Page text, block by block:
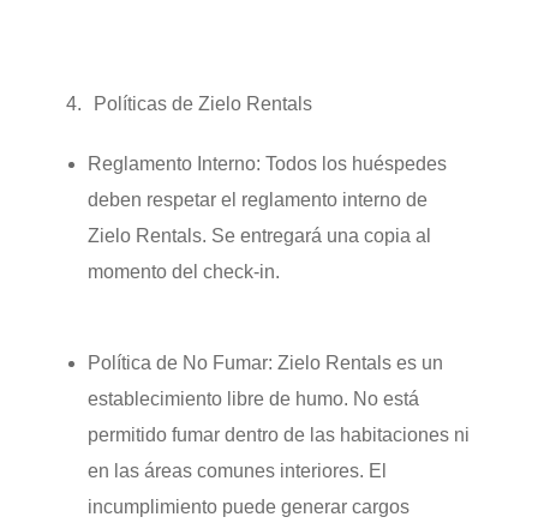
Políticas de Zielo Rentals
Reglamento Interno: Todos los huéspedes
deben respetar el reglamento interno de
Zielo Rentals. Se entregará una copia al
momento del check-in.
Política de No Fumar: Zielo Rentals es un
establecimiento libre de humo. No está
permitido fumar dentro de las habitaciones ni
en las áreas comunes interiores. El
incumplimiento puede generar cargos